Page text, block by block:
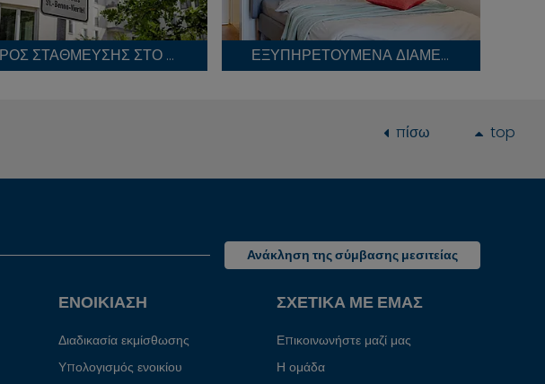
ΧΏΡΟΣ ΣΤΆΘΜΕΥΣΗΣ ΣΤΟ ΜΌΝΑΧΟ ΕΞΥΠΗΡΕΤΟΎΜΕΝΑ ΔΙΑΜΕΡΊΣΜΑΤΑ
πίσω top
Ανάκληση της σύμβασης μεσιτείας
ΕΝΟΙΚΊΑΣΗ
Διαδικασία εκμίσθωσης
Υπολογισμός ενοικίου
ΣΧΕΤΙΚΆ ΜΕ ΕΜΆΣ
Επικοινωνήστε μαζί μας
Η ομάδα